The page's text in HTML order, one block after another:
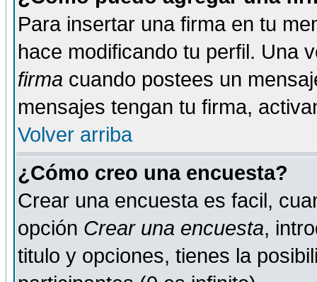
Para insertar una firma en tu
hace modificando tu perfil. Una
firma cuando postees un
mensajes tengan tu firma,
Volver arriba
¿Cómo creo una encuesta?
Crear una encuesta es facil,
opción Crear una encuesta,
titulo y opciones, tienes la